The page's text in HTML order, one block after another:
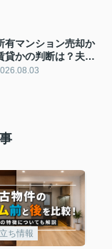
有マンション売却か
貸かの判断は？夫婦
人の住みかえ検討に
ち情報